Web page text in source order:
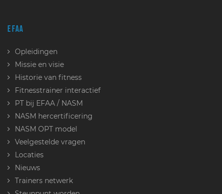
EFAA
Opleidingen
Missie en visie
Historie van fitness
Fitnesstrainer interactief
PT bij EFAA / NASM
NASM hercertificering
NASM OPT model
Veelgestelde vragen
Locaties
Nieuws
Trainers netwerk